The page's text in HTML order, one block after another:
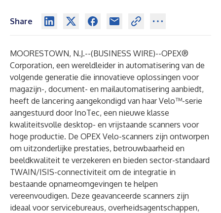
Share
MOORESTOWN, N.J.--(BUSINESS WIRE)--OPEX®
Corporation, een wereldleider in automatisering van de
volgende generatie die innovatieve oplossingen voor
magazijn-, document- en mailautomatisering aanbiedt,
heeft de lancering aangekondigd van haar Velo™-serie
aangestuurd door InoTec, een nieuwe klasse
kwaliteitsvolle desktop- en vrijstaande scanners voor
hoge productie. De OPEX Velo-scanners zijn ontworpen
om uitzonderlijke prestaties, betrouwbaarheid en
beeldkwaliteit te verzekeren en bieden sector-standaard
TWAIN/ISIS-connectiviteit om de integratie in
bestaande opnameomgevingen te helpen
vereenvoudigen. Deze geavanceerde scanners zijn
ideaal voor servicebureaus, overheidsagentschappen,